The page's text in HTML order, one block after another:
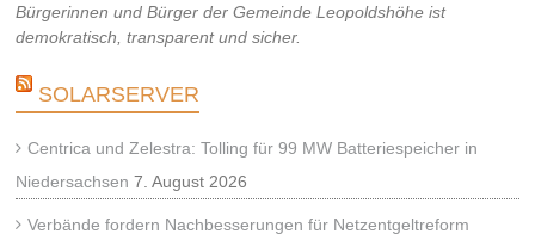
Bürgerinnen und Bürger der Gemeinde Leopoldshöhe ist
demokratisch, transparent und sicher.
SOLARSERVER
Centrica und Zelestra: Tolling für 99 MW Batteriespeicher in
Niedersachsen 7. August 2026
Verbände fordern Nachbesserungen für Netzentgeltreform